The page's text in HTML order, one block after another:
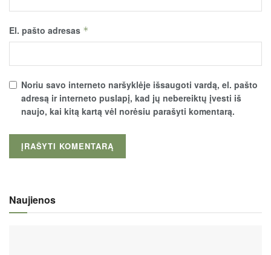
El. pašto adresas *
Noriu savo interneto naršyklėje išsaugoti vardą, el. pašto
adresą ir interneto puslapį, kad jų nebereiktų įvesti iš
naujo, kai kitą kartą vėl norėsiu parašyti komentarą.
Naujienos